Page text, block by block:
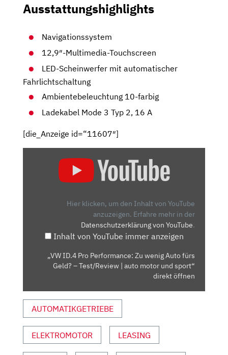
Ausstattungshighlights
Navigationssystem
12,9″-Multimedia-Touchscreen
LED-Scheinwerfer mit automatischer
Fahrlichtschaltung
Ambientebeleuchtung 10-farbig
Ladekabel Mode 3 Typ 2, 16 A
[die_Anzeige id=“11607″]
AUTO
MOTOR
UND
SPORT“
Hier klicken, um den Inhalt von YouTube
anzuzeigen. Erfahre mehr in der
Datenschutzerklärung von YouTube.
Inhalt von YouTube immer anzeigen
„VW ID.4 Pro Performance: Zu wenig Auto fürs
Geld? – Test/Review | auto motor und sport“
direkt öffnen
AUTOMATIKGETRIEBE
ELEKTROMOTOR LEASING